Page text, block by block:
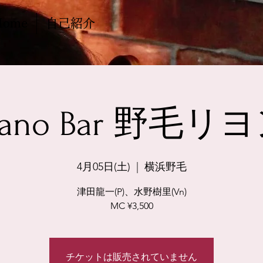
自己紹介
Bar 野毛リ
4月05日(土) 横浜野毛
津田龍一(P)、水野樹里(Vn)
MC ¥3,500
チケットは販売されていません